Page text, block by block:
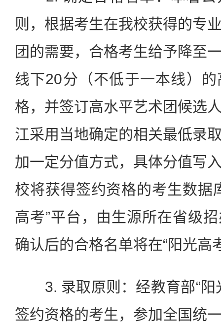
则，根据考生在我校获得的专
团的需要，合格考生给予降至
线下20分（不低于一本线）
格，并签订高水平艺术团候选
江采用当地确定的相关最低录
加一定分值方式，具体分值写
校将获得签约资格的考生数据
高考”平台，由生源所在省级
确认后的合格名单将在“阳光高
3. 录取原则：经教育部“阳
签约资格的考生，参加全国统